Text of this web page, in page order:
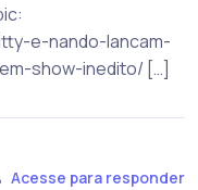
e-nando-lancam-
show-inedito/ […]
Acesse para responder